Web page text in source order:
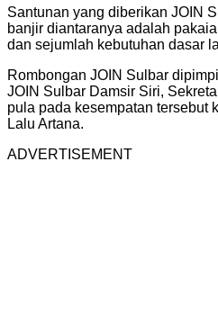
Santunan yang diberikan JOIN
banjir diantaranya adalah
dan sejumlah kebutuhan dasar
Rombongan JOIN Sulbar
JOIN Sulbar Damsir Siri,
pula pada kesempatan tersebut
Lalu Artana.
ADVERTISEMENT